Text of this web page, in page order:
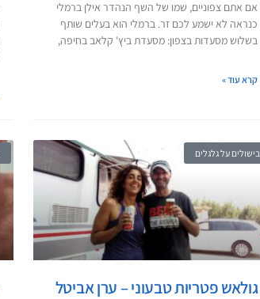
אם אתם צפוניים, שמו של השף הנהדר אילן ברמלי
כנראה לא ישמע לכם זר. ברמלי הוא בעלים שותף
בשלוש מסעדות בצפון: מסעדת ביץ' קלאב בחיפה,
קרא עוד »
בישולים על גלגלים
גולאש פטריות טבעוני – ערן אביטל